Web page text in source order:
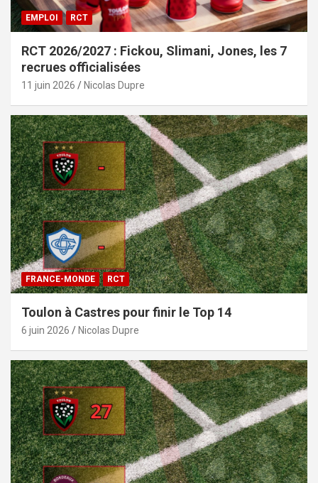
EMPLOI RCT
RCT 2026/2027 : Fickou, Slimani, Jones, les 7
recrues officialisées
11 juin 2026 Nicolas Dupre
FRANCE-MONDE RCT
Toulon à Castres pour finir le Top 14
6 juin 2026 Nicolas Dupre